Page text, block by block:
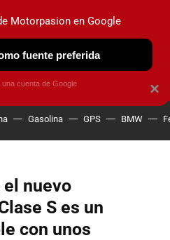
OBSERVATORIO
Gasolina GPS BMW
nuevo
S es un
con unos
×
Motorpasion en Google
fuente preferida
cuenta de Google